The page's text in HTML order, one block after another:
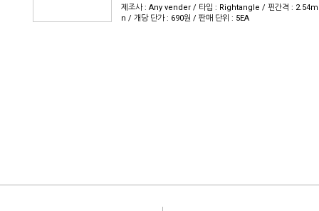
제조사 : Any vender / 타입 : Rightangle / 핀간격 :
n / 개당 단가 : 690원 / 판매 단위 : 5EA